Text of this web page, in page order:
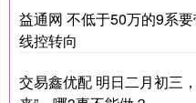
益通网 不低于50万的9系
线控转向
交易鑫优配 明日二月初三